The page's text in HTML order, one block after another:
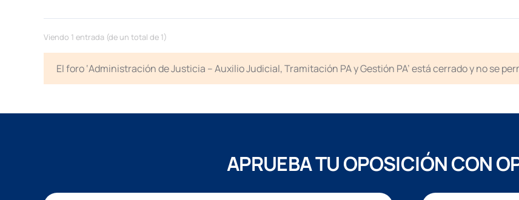
Viendo 1 entrada (de un total de 1)
El foro ‘Administración de Justicia – Auxilio Judicial, Tramitación PA y Gestión PA’ está cerrado y no se
APRUEBA TU OPOSICIÓN CON